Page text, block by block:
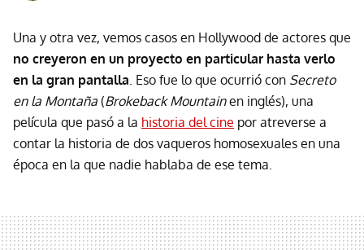
Una y otra vez, vemos casos en Hollywood de actores que
no creyeron en un proyecto en particular hasta verlo
en la gran pantalla. Eso fue lo que ocurrió con Secreto
en la Montaña (Brokeback Mountainen inglés), una
película que pasó a la historia del cine por atreverse a
contar la historia de dos vaqueros homosexuales en una
época en la que nadie hablaba de ese tema.